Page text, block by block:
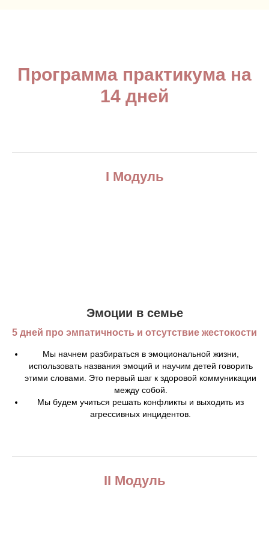
Программа практикума на
14 дней
I Модуль
Эмоции в семье
5 дней про эмпатичность и отсутствие жестокости
Мы начнем разбираться в эмоциональной жизни,
использовать названия эмоций и научим детей говорить
этими словами. Это первый шаг к здоровой коммуникации
между собой.
Мы будем учиться решать конфликты и выходить из
агрессивных инцидентов.
II Модуль